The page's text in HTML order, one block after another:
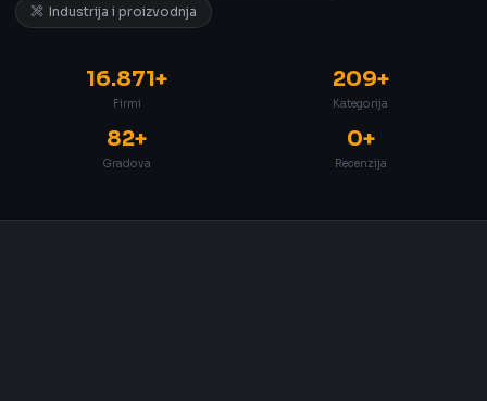
Industrija i proizvodnja
16.871+
Firmi
209+
Kategorija
82+
Gradova
0+
Recenzija